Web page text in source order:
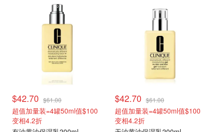
$42.70 $61.00
超值加量装=4罐50ml值$100
变相4.2折
$42.70 $61.00
超值加量装=4罐50ml值$100
变相4.2折